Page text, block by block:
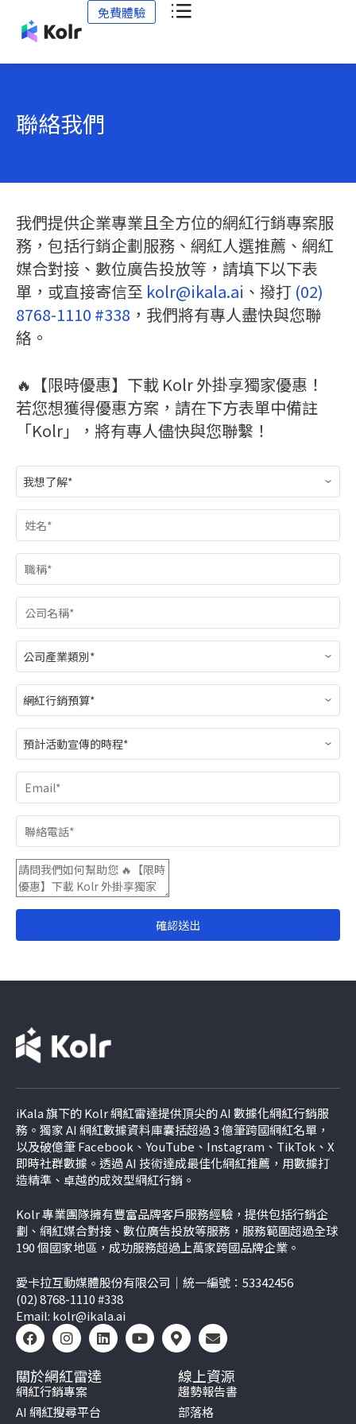
免費體驗
聯絡我們
我們提供企業專業且全方位的網紅行銷專案服
務，包括行銷企劃服務、網紅人選推薦、網紅
媒合對接、數位廣告投放等，請填下以下表
單，或直接寄信至 kolr@ikala.ai 、撥打 (02)
8768-1110 #338 ，我們將有專人盡快與您聯
絡。
🔥【限時優惠】下載 Kolr 外掛享獨家優惠！
若您想獲得優惠方案，請在下方表單中備註
「Kolr」，將有專人儘快與您聯繫！
iKala 旗下的 Kolr 網紅雷達提供頂尖的 AI 數據化網紅行銷服
務。獨家 AI 網紅數據資料庫囊括超過 3 億筆跨國網紅名單，
以及破億筆 Facebook、YouTube、Instagram、TikTok、 X
即時社群數據。透過 AI 技術達成最佳化網紅推薦，用數據打
造精準、卓越的成效型網紅行銷。
Kolr 專業團隊擁有豐富品牌客戶服務經驗，提供包括行銷企
劃、網紅媒合對接、數位廣告投放等服務，服務範圍超過全球
190 個國家地區，成功服務超過上萬家跨國品牌企業。
愛卡拉互動媒體股份有限公司｜統一編號：53342456
(02) 8768-1110 #338
Email: kolr@ikala.ai
關於網紅雷達
網紅行銷專案
AI 網紅搜尋平台
線上資源
趨勢報告書
部落格